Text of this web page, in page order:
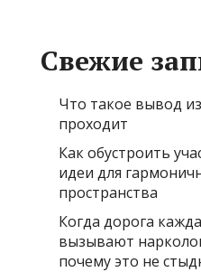
Свежие
Что такое вывод
проходит
Как обустроить
идеи для
пространства
Когда дорога
вызывают
почему это не